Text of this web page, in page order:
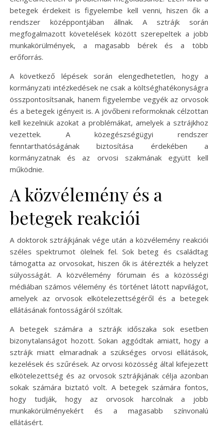
betegek érdekeit is figyelembe kell venni, hiszen ők a
rendszer középpontjában állnak. A sztrájk során
megfogalmazott követelések között szerepeltek a jobb
munkakörülmények, a magasabb bérek és a több
erőforrás.
A következő lépések során elengedhetetlen, hogy a
kormányzati intézkedések ne csak a költséghatékonyságra
összpontosítsanak, hanem figyelembe vegyék az orvosok
és a betegek igényeit is. A jövőbeni reformoknak célzottan
kell kezelniük azokat a problémákat, amelyek a sztrájkhoz
vezettek. A közegészségügyi rendszer
fenntarthatóságának biztosítása érdekében a
kormányzatnak és az orvosi szakmának együtt kell
működnie.
A közvélemény és a
betegek reakciói
A doktorok sztrájkjának vége után a közvélemény reakciói
széles spektrumot ölelnek fel. Sok beteg és családtag
támogatta az orvosokat, hiszen ők is átérezték a helyzet
súlyosságát. A közvélemény fórumain és a közösségi
médiában számos vélemény és történet látott napvilágot,
amelyek az orvosok elkötelezettségéről és a betegek
ellátásának fontosságáról szóltak.
A betegek számára a sztrájk időszaka sok esetben
bizonytalanságot hozott. Sokan aggódtak amiatt, hogy a
sztrájk miatt elmaradnak a szükséges orvosi ellátások,
kezelések és szűrések. Az orvosi közösség által kifejezett
elkötelezettség és az orvosok sztrájkjának célja azonban
sokak számára biztató volt. A betegek számára fontos,
hogy tudják, hogy az orvosok harcolnak a jobb
munkakörülményekért és a magasabb színvonalú
ellátásért.